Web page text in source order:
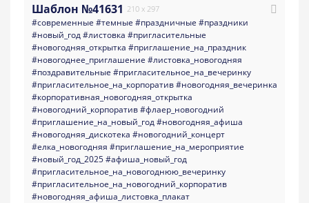
Шаблон №41631 210 x 297
#современные #темные #праздничные #праздники
#новый_год#листовка #пригласительные
#новогодняя_открытка #приглашение_на_праздник
#новогоднее_приглашение #листовка_новогодняя
#поздравительные #пригласительное_на_вечеринку
#пригласительное_на_корпоратив#новогодняя_вечеринка
#корпоративная_новогодняя_открытка
#новогодний_корпоратив#флаер_новогодний
#приглашение_на_новый_год#новогодняя_афиша
#новогодняя_дискотека #новогодний_концерт
#елка_новогодняя #приглашение_на_мероприятие
#новый_год_2025#афиша_новый_год
#пригласительное_на_новогоднюю_вечеринку
#пригласительное_на_новогодний_корпоратив
#новогодняя_афиша_листовка_плакат